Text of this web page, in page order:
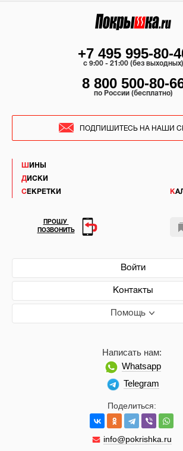
ШИНЫ
ДИСКИ
СЕКРЕТКИ
Войти
Контакты
Помощь
Поделиться:
info@pokrishka.ru
Написать нам:
Whatsapp
Telegram
+7 495 995-80-
c 9:00 - 21:00 (без выходных)
8 800 500-80-
по России (бесплатно)
ПОДПИШИТЕСЬ НА НАШИ
ПРОШУ
ПОЗВОНИТЬ